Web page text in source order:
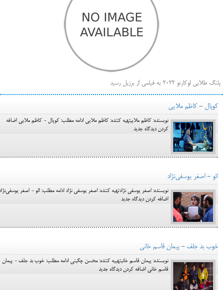
پلنگ طلایی لوکارنو ۲۰۲۲ به فیلمی از برزیل رسید
فهرست فیلم‌های بخش مسابقه جشنواره فیلم ونیز ۲۰۲۲ مشخص شد، سهم پررنگ ایرانی‌ها
بیرون راندن فیلم‌های منتسب به حامیان کرملین از جشنواره کن، راه برای مستقل‌ها باز است
کوپال - کاظم ملایی
نویسنده: کاظم ملاییتهیه کننده: کاظم ملایی ادامه مطلب: کوپال - کاظم ملایی اضافه
کردن دیدگاه جدید
ائو - اصغر یوسفی‌نژاد
نویسنده: اصغر یوسفی نژادتهیه کننده: اصغر یوسفی نژاد ادامه مطلب: ائو - اصغر
اضافه کردن دیدگاه جدید
خوب بد جلف - پیمان قاسم خانی
نویسنده: پیمان قاسم خانیتهییه کننده: محسن چگینی ادامه مطلب: خوب بد جلف - پیمان
قاسم خانی اضافه کردن دیدگاه جدید